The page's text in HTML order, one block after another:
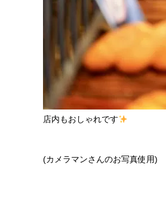
店内もおしゃれです
(カメラマンさんのお写真使用)